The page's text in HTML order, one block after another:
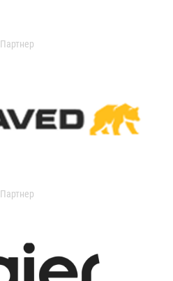
Партнер
Партнер